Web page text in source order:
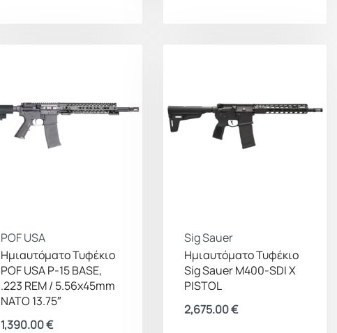
POF USA
Ημιαυτόματο Τυφέκιο
POF USA P-15 BASE,
.223 REM / 5.56x45mm
NATO 13.75″
1,390.00€
Sig Sauer
Ημιαυτόματο Τυφέκιο
Sig Sauer M400-SDI X
PISTOL
2,675.00€